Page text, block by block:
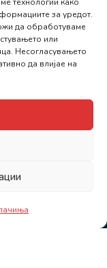
за уредот.
да обработуваме
или
Несогласувањето
да влијае на